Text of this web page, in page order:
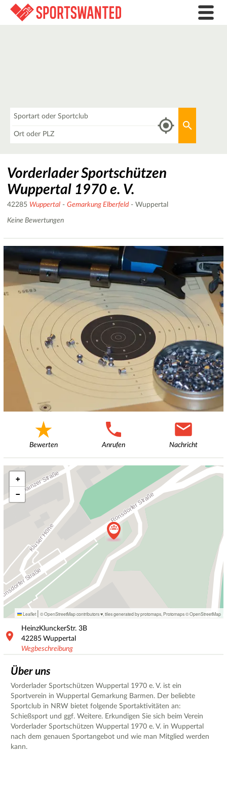
Vorderlader Sportschützen
Wuppertal 1970 e. V.
42285 Wuppertal - Gemarkung Elberfeld - Wuppertal
Keine Bewertungen
Bewerten Anrufen Nachricht
+
−
Leaflet | © OpenStreetMap contributors ♥, tiles generated by protomaps Protomaps©OpenStreetMap
HeinzKlunckerStr. 3B
42285 Wuppertal
Wegbeschreibung
Über uns
Vorderlader Sportschützen Wuppertal 1970 e. V. ist ein
Sportverein in Wuppertal Gemarkung Barmen. Der beliebte
Sportclub in NRW bietet folgende Sportaktivitäten an:
Schießsport und ggf. Weitere. Erkundigen Sie sich beim Verein
Vorderlader Sportschützen Wuppertal 1970 e. V. in Wuppertal
nach dem genauen Sportangebot und wie man Mitglied werden
kann.